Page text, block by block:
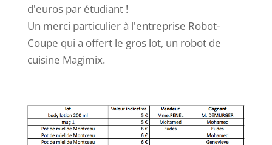
d'euros par étudiant !
Un merci particulier à l'entreprise Robot-
Coupe qui a offert le gros lot, un robot de
cuisine Magimix.